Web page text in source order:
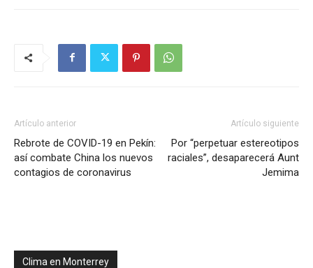
Artículo anterior
Rebrote de COVID-19 en Pekín:
así combate China los nuevos
contagios de coronavirus
Artículo siguiente
Por “perpetuar estereotipos
raciales”, desaparecerá Aunt
Jemima
Clima en Monterrey